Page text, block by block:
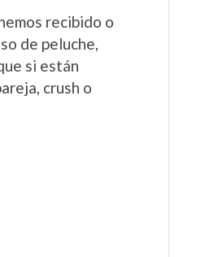
recibido o
de peluche,
si están
crush o